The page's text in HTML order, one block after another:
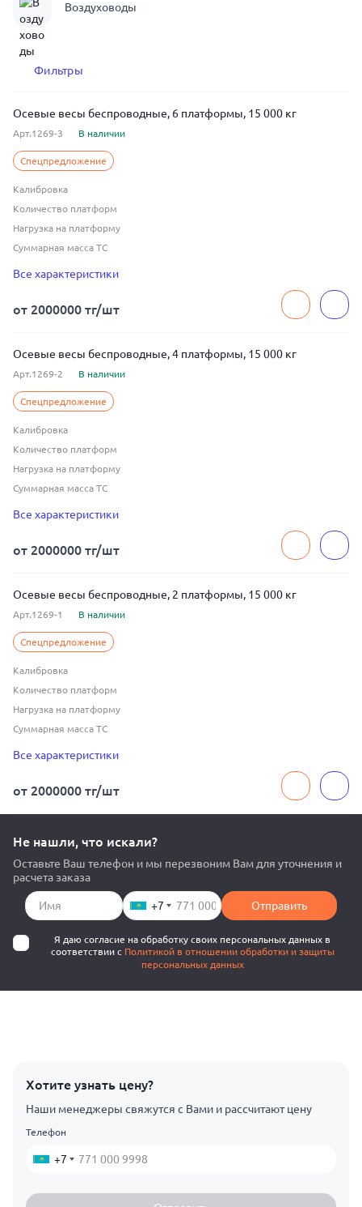
Воздуховоды
Фильтры
Осевые весы беспроводные, 6 платформы, 15 000 кг
Арт.1269-3 В наличии
Спецпредложение
Калибровка
Количество платформ
Нагрузка на платформу
Суммарная масса ТС
Цена деления
Все характеристики
от 2000000 тг/шт
Осевые весы беспроводные, 4 платформы, 15 000 кг
Арт.1269-2 В наличии
Спецпредложение
Калибровка
Количество платформ
Нагрузка на платформу
Суммарная масса ТС
Цена деления
Все характеристики
от 2000000 тг/шт
Осевые весы беспроводные, 2 платформы, 15 000 кг
Арт.1269-1 В наличии
Спецпредложение
Калибровка
Количество платформ
Нагрузка на платформу
Суммарная масса ТС
Цена деления
Все характеристики
от 2000000 тг/шт
Не нашли, что искали?
Оставьте Ваш телефон и мы перезвоним Вам для уточнения и
расчета заказа
+7 Отправить
Я даю согласие на обработку своих персональных данных в
соответствии с Политикой в отношении обработки и защиты
персональных данных
Хотите узнать цену?
Наши менеджеры свяжутся с Вами и рассчитают цену
Телефон
+7